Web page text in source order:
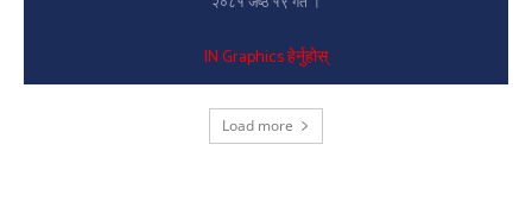
IN Graphics हेर्नुहोस्
Load more